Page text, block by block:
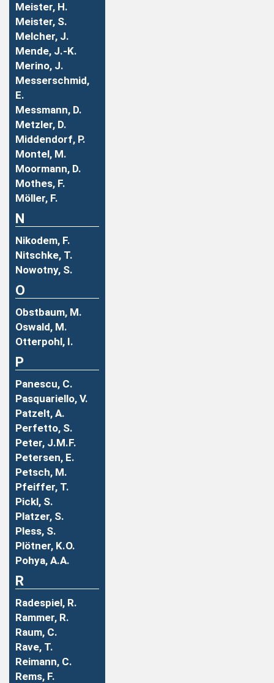
Meister, H.
Meister, S.
Melcher, J.
Mende, J.-K.
Merino, J.
Messerschmid,
E.
Messmann, D.
Metzler, D.
Middendorf, P.
Montel, M.
Moormann, D.
Mothes, F.
Möller, F.
N
Nikodem, F.
Nitschke, T.
Nowotny, S.
O
Obstbaum, M.
Oswald, M.
Otterpohl, I.
P
Panescu, C.
Pasquariello, V.
Patzelt, A.
Perfetto, S.
Peter, J.M.F.
Petersen, E.
Petsch, M.
Pfeiffer, T.
Pickl, S.
Platzer, S.
Pless, S.
Plötner, K.O.
Pohya, A.A.
R
Radespiel, R.
Rammer, R.
Raum, C.
Rave, T.
Reimann, C.
Rems, F.